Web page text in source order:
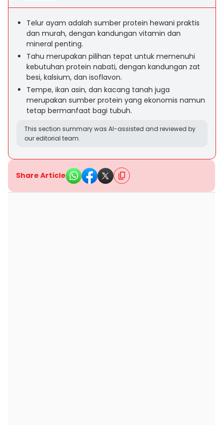
Telur ayam adalah sumber protein hewani praktis
dan murah, dengan kandungan vitamin dan
mineral penting.
Tahu merupakan pilihan tepat untuk memenuhi
kebutuhan protein nabati, dengan kandungan zat
besi, kalsium, dan isoflavon.
Tempe, ikan asin, dan kacang tanah juga
merupakan sumber protein yang ekonomis namun
tetap bermanfaat bagi tubuh.
This section summary was AI-assisted and reviewed by
our editorial team.
Share Article